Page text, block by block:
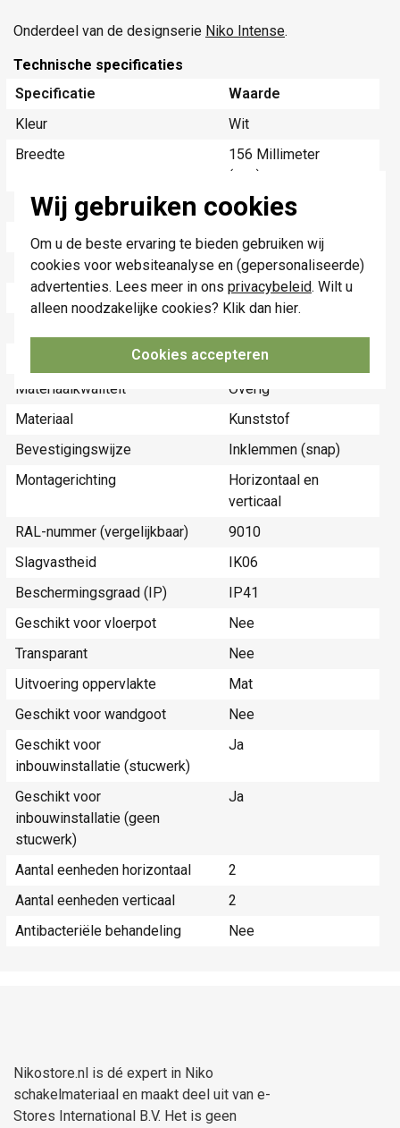
Wij gebruiken cookies
Om u de beste ervaring te bieden gebruiken wij
cookies voor websiteanalyse en (gepersonaliseerde)
advertenties. Lees meer in ons privacybeleid. Wilt u
alleen noodzakelijke cookies? Klik dan hier.
Cookies accepteren
Onderdeel van de designserie Niko Intense.
Technische specificaties
Specificatie
Waarde
Kleur
Wit
Breedte
156 Millimeter
(mm)
Halogeenvrij
Ja
Hoogte
83 Millimeter (mm)
Diepte
8,9 Millimeter (mm)
2
Tekstveld/beschrijvingsvlak
Ja
Materiaalkwaliteit
Overig
Materiaal
Kunststof
Bevestigingswijze
Inklemmen (snap)
Montagerichting
Horizontaal en
verticaal
RAL-nummer (vergelijkbaar)
9010
Slagvastheid
IK06
Beschermingsgraad (IP)
IP41
Geschikt voor vloerpot
Nee
Transparant
Nee
Uitvoering oppervlakte
Mat
Geschikt voor wandgoot
Nee
Geschikt voor
inbouwinstallatie (stucwerk)
Ja
Geschikt voor
inbouwinstallatie (geen
stucwerk)
Ja
Aantal eenheden horizontaal
2
Aantal eenheden verticaal
2
Antibacteriële behandeling
Nee
Nikostore.nl is dé expert in Niko
schakelmateriaal en maakt deel uit van e-
Stores International B.V. Het is geen